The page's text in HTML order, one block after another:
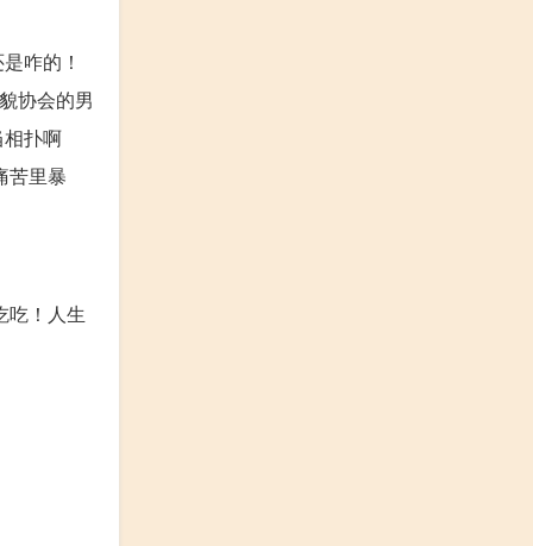
咋的！
协会的男
扑啊
苦里暴
吃！人生